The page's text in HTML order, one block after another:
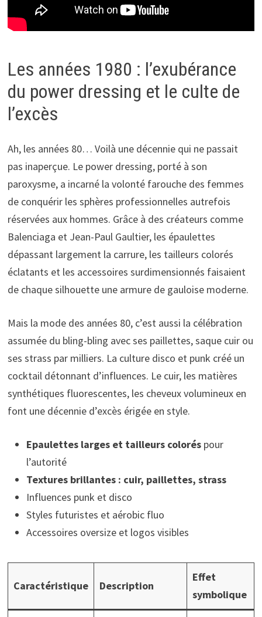
Les années 1980 : l’exubérance
du power dressing et le culte de
l’excès
Ah, les années 80… Voilà une décennie qui ne passait
pas inaperçue. Le power dressing, porté à son
paroxysme, a incarné la volonté farouche des femmes
de conquérir les sphères professionnelles autrefois
réservées aux hommes. Grâce à des créateurs comme
Balenciaga et Jean-Paul Gaultier, les épaulettes
dépassant largement la carrure, les tailleurs colorés
éclatants et les accessoires surdimensionnés faisaient
de chaque silhouette une armure de gauloise moderne.
Mais la mode des années 80, c’est aussi la célébration
assumée du bling-bling avec ses paillettes, saque cuir ou
ses strass par milliers. La culture disco et punk créé un
cocktail détonnant d’influences. Le cuir, les matières
synthétiques fluorescentes, les cheveux volumineux en
font une décennie d’excès érigée en style.
Epaulettes larges et tailleurs coloréspour
l’autorité
Textures brillantes : cuir, paillettes, strass
Influences punk et disco
Styles futuristes et aérobic fluo
Accessoires oversize et logos visibles
Caractéristique Description
Effet
symbolique